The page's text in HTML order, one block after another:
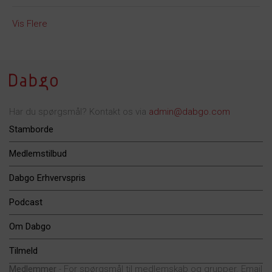
Vis Flere
Har du spørgsmål? Kontakt os via admin@dabgo.com
Stamborde
Medlemstilbud
Dabgo Erhvervspris
Podcast
Om Dabgo
Tilmeld
Medlemmer - For spørgsmål til medlemskab og grupper. Email